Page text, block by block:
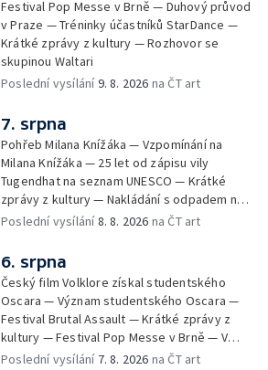
Festival Pop Messe v Brně — Duhový průvod
v Praze — Tréninky účastníků StarDance —
Krátké zprávy z kultury — Rozhovor se
skupinou Waltari
Poslední vysílání9. 8. 2026 na ČT art
7. srpna
Pohřeb Milana Knížáka — Vzpomínání na
Milana Knížáka — 25 let od zápisu vily
Tugendhat na seznam UNESCO — Krátké
zprávy z kultury — Nakládání s odpadem na
festivalu Brutal Assault — Koncert Marka
Poslední vysílání8. 8. 2026 na ČT art
6. srpna
Český film Volklore získal studentského
Oscara — Význam studentského Oscara —
Festival Brutal Assault — Krátké zprávy z
kultury — Festival Pop Messe v Brně — V
Opavě promítají Odysseu z filmového pásu
Poslední vysílání 7. 8. 2026 na ČT art